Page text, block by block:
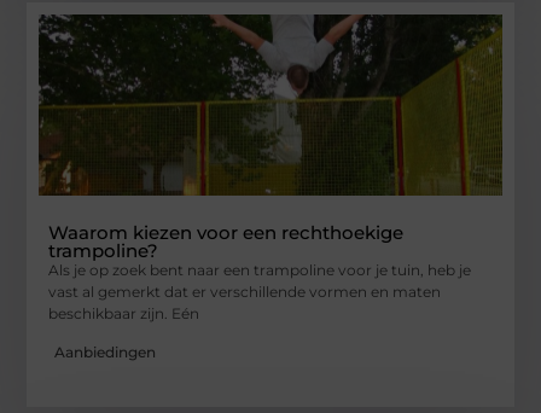
Waarom kiezen voor een rechthoekige
trampoline?
Als je op zoek bent naar een trampoline voor je tuin, heb je
vast al gemerkt dat er verschillende vormen en maten
beschikbaar zijn. Eén
Aanbiedingen